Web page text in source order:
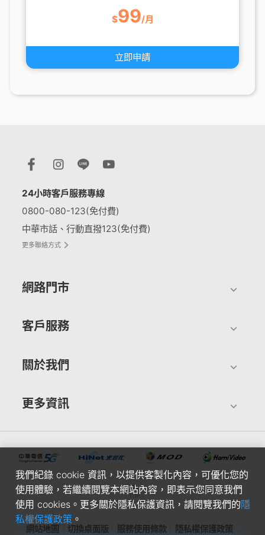
$99/月
立即申請
24小時客戶服務專線
0800-080-123(免付費)
中華市話、行動直撥123(免付費)
更多聯絡方式
網路門市
客戶服務
關於我們
更多資訊
網站地圖 切換桌面版 服務使用條款 隱私權保護政策
我們紀錄 cookie 資訊，以提供客製化內容，可優化您的
使用體驗，若繼續閱覽本網站內容，即表示您同意我們
使用 cookies。更多關於隱私保護資訊，請閱覽我們的隱
私權保護政策。